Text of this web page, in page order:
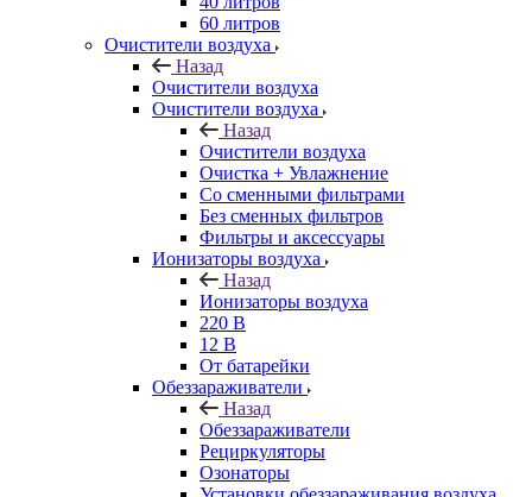
60 литров
Очистители воздуха
Назад
Очистители воздуха
Очистители воздуха
Назад
Очистители воздуха
Очистка + Увлажнение
Cо сменными фильтрами
Без сменных фильтров
Фильтры и аксессуары
Ионизаторы воздуха
Назад
Ионизаторы воздуха
220 В
12 В
От батарейки
Обеззараживатели
Назад
Обеззараживатели
Рециркуляторы
Озонаторы